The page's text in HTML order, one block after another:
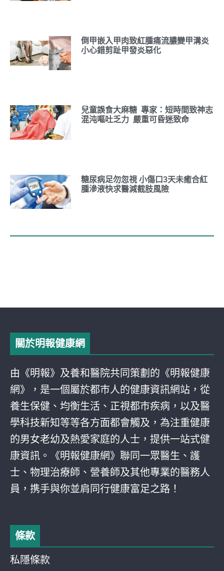
倒甲嵌入甲肉致紅腫痛流膿變甲溝炎
小心錯剪趾甲發炎惡化
兒童誤食大麻糖 專家：短時間致神志
混沌嘔吐乏力 嚴重可昏迷致命
糖尿病足勿忽視 小傷口3天未癒合紅
腫滲液快求醫減截肢風險
關於明報健康網
由《明報》及養和醫院共同策劃的《明報健康
網》，是一個屬於都巿人的健康資訊網站，從
養生保健、均衡生活、正視都巿疾病，以及醫
學科技新知等等各方面都會觸及，為注重健康
的男女老幼及熱愛家庭的人士，提供一站式健
康資訊。《明報健康網》聯同一眾醫生、護
士、物理治療師、營養師及其他專業的醫務人
員，携手與你並肩同行健康富足之路！
條款
私隱條款